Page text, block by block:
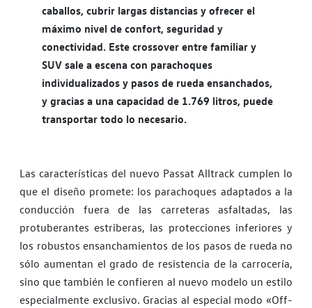
caballos, cubrir largas distancias y ofrecer el
máximo nivel de confort, seguridad y
conectividad. Este crossover entre familiar y
SUV sale a escena con parachoques
individualizados y pasos de rueda ensanchados,
y gracias a una capacidad de 1.769 litros, puede
transportar todo lo necesario.
Las características del nuevo Passat Alltrack cumplen lo
que el diseño promete: los parachoques adaptados a la
conducción fuera de las carreteras asfaltadas, las
protuberantes estriberas, las protecciones inferiores y
los robustos ensanchamientos de los pasos de rueda no
sólo aumentan el grado de resistencia de la carrocería,
sino que también le confieren al nuevo modelo un estilo
especialmente exclusivo. Gracias al especial modo «Off-